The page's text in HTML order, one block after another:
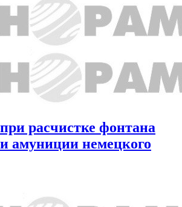
расчистке фонтана
амуниции немецкого